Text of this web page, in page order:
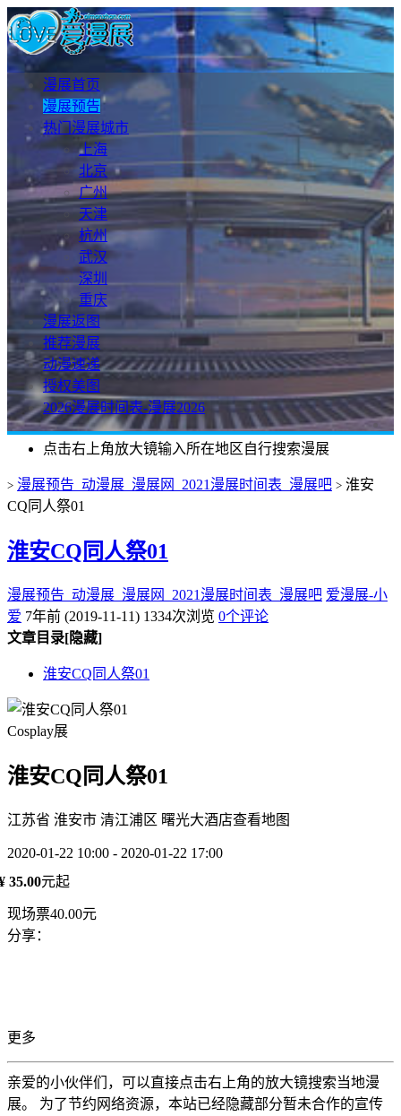
漫展首页
漫展预告
热门漫展城市
上海
北京
广州
天津
杭州
武汉
深圳
重庆
漫展返图
推荐漫展
动漫速递
授权美图
2026漫展时间表-漫展2026
点击右上角放大镜输入所在地区自行搜索漫展
> 漫展预告_动漫展_漫展网_2021漫展时间表_漫展吧 > 淮安
CQ同人祭01
淮安CQ同人祭01
漫展预告_动漫展_漫展网_2021漫展时间表_漫展吧 爱漫展-小
爱 7年前 (2019-11-11) 1334次浏览 0个评论
文章目录[隐藏]
淮安CQ同人祭01
Cosplay展
淮安CQ同人祭01
江苏省 淮安市 清江浦区 曙光大酒店查看地图
2020-01-22 10:00 - 2020-01-22 17:00
35.00元起
现场票40.00元
分享：
更多
亲爱的小伙伴们，可以直接点击右上角的放大镜搜索当地漫
展。 为了节约网络资源，本站已经隐藏部分暂未合作的宣传